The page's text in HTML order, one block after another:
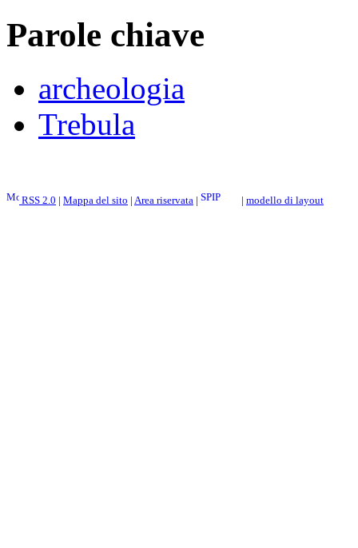
Parole chiave
archeologia
Trebula
RSS 2.0 | Mappa del sito | Area riservata | | modello di layout